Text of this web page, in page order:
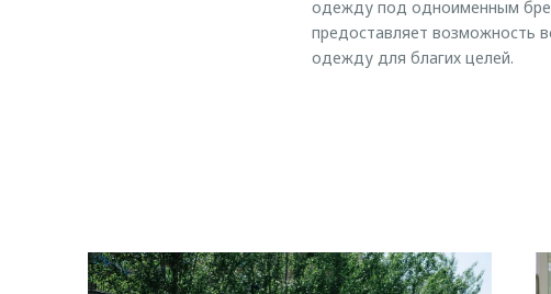
одежду под одноименным
предоставляет возможность
одежду для благих целей.